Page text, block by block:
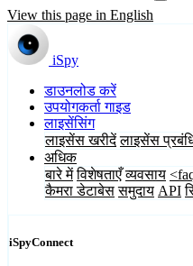
View this page in English
iSpy
डाउनलोड करें
उपयोगकर्ता गाइड
लाइसेंसिंग
लाइसेंस खरीदें लाइसेंस
अधिक
बारे में विशेषताएँ व्यवसाय
कैमरा डेटाबेस समुदाय API
iSpyConnect